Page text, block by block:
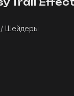
/ Шейдеры